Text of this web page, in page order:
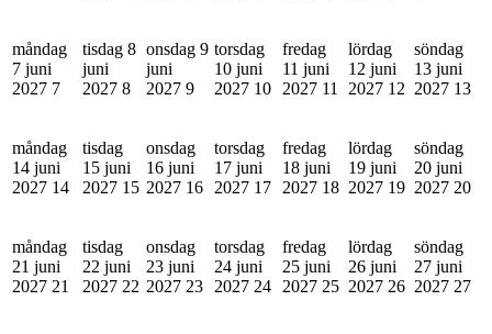
måndag
7 juni
2027 7
tisdag 8
juni
2027 8
onsdag 9
juni
2027 9
torsdag
10 juni
2027 10
fredag
11 juni
2027 11
lördag
12 juni
2027 12
söndag
13 juni
2027 13
måndag
14 juni
2027 14
tisdag
15 juni
2027 15
onsdag
16 juni
2027 16
torsdag
17 juni
2027 17
fredag
18 juni
2027 18
lördag
19 juni
2027 19
söndag
20 juni
2027 20
måndag
21 juni
2027 21
tisdag
22 juni
2027 22
onsdag
23 juni
2027 23
torsdag
24 juni
2027 24
fredag
25 juni
2027 25
lördag
26 juni
2027 26
söndag
27 juni
2027 27